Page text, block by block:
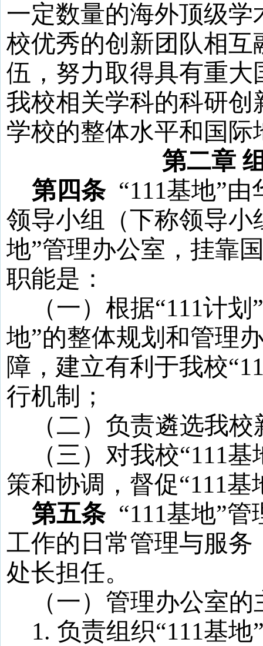
一定数量的海外顶级
校优秀的创新团队相
伍，努力取得具有重
我校相关学科的科研
学校的整体水平和国际
第二章
第四条 “111基地”由
领导小组（下称领导小
地”管理办公室，挂靠
职能是：
（一）根据“111计划
地”的整体规划和管理
障，建立有利于我校“
行机制；
（二）负责遴选我校
（三）对我校“111基
策和协调，督促“111基
第五条 “111基地”管
工作的日常管理与服
处长担任。
（一） 管理办公室的
1. 负责组织“111基地